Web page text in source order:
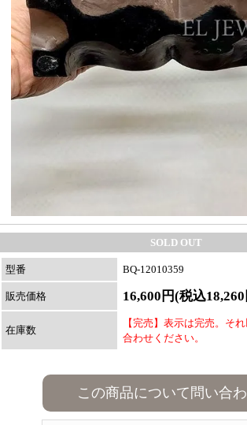
SOLD OUT
型番 BQ-12010359
販売価格 16,600円(税込
在庫数
【完売】表示は完売。そ
合わせください。
この商品について問い合